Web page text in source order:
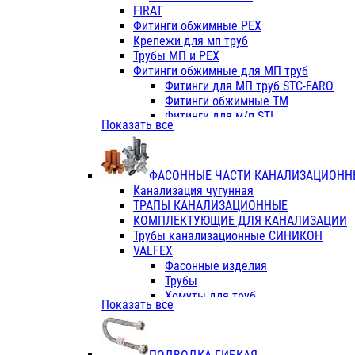
Фитинги ПП белые
Фитинги ПП белые
Фитинги ППс металл.белые
VALFEX
Трубы PE-RT
Трубы ПП водопровод белые
Трубы ПП водопровод серые
Трубы армированные
Трубы армированные
Фитинги с металл. серые
Фитинги ПП (серые)
Фитинги ПП белые
Краны
Фитинги ПП (белые)
Фитинги ПП с металлом белые
ПК КОНТУР
Краны полипропиленовые
Трубы полипропиленивые
FIRAT
Фитинги обжимные PEX
Крепежи для мп труб
Трубы МП и PEX
Фитинги обжимные для МП труб
Фитинги для МП труб STC-FARO
Фитинги обжимные ТМ
Фитинги для м/п STI
Фитинги для МП труб TITAN
TK
VALFEX
Показать все
ФАСОННЫЕ ЧАСТИ
Канализация чугунная
ТРАПЫ КАНАЛИЗАЦИОННЫЕ
КОМПЛЕКТУЮЩИЕ ДЛЯ КАНАЛИЗАЦИИ
Трубы канализационные СИНИКОН
VALFEX
Фасонные изделия
Трубы
Хомуты для труб
ПВХ (стройполимер)
Показать все